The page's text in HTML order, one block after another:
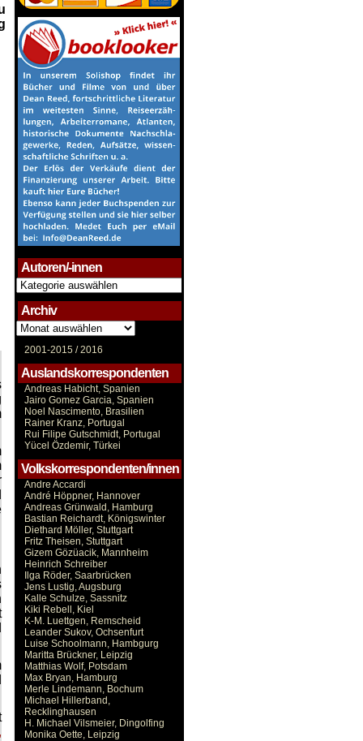
Autoren/-innen
Autoren/-
innen
Archiv
Archiv
2001-2015 /2016
Auslandskorrespondenten
Andreas Habicht, Spanien
Jairo Gomez Garcia, Spanien
Noel Nascimento, Brasilien
Rainer Kranz, Portugal
Rui Filipe Gutschmidt, Portugal
Yücel Özdemir, Türkei
Volkskorrespondenten/innen
Andre Accardi
André Höppner, Hannover
Andreas Grünwald, Hamburg
Bastian Reichardt, Königswinter
Diethard Möller, Stuttgart
Fritz Theisen, Stuttgart
Gizem Gözüacik, Mannheim
Heinrich Schreiber
Ilga Röder, Saarbrücken
Jens Lustig, Augsburg
Kalle Schulze, Sassnitz
Kiki Rebell, Kiel
K-M. Luettgen, Remscheid
Leander Sukov, Ochsenfurt
Luise Schoolmann, Hambgurg
Maritta Brückner, Leipzig
Matthias Wolf, Potsdam
Max Bryan, Hamburg
Merle Lindemann, Bochum
Michael Hillerband,
Recklinghausen
H. Michael Vilsmeier, Dingolfing
Monika Oette, Leipzig